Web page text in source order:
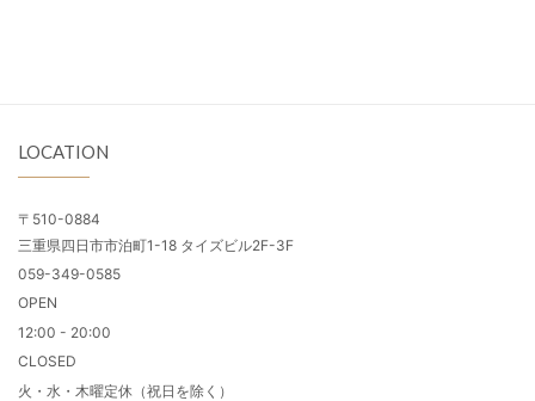
LOCATION
〒510-0884
三重県四日市市泊町1-18 タイズビル2F-3F
059-349-0585
OPEN
12:00 - 20:00
CLOSED
火・水・木曜定休（祝日を除く）